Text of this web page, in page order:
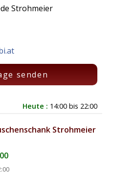
Strohmeier
senden
Heute : 14:00 bis 22:00
Strohmeier